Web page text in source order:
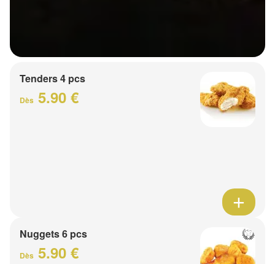
Tenders 4 pcs
Dès 5.90 €
Nuggets 6 pcs
Dès 5.90 €